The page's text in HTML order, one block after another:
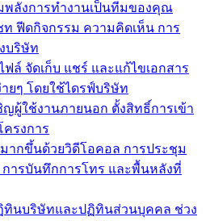
พลังการทำงานเป็นทีมของคุณ
ท ฟีดกิจกรรม ความคิดเห็น การ
บริษัท
ฟล์ จัดเก็บ แชร์ และแก้ไขเอกสาร
ยๆ โดยใช้ไดรฟ์บริษัท
ญผู้ใช้งานภายนอก ตั้งสิทธิ์การเข้า
รงการ
ากขึ้นด้วยวิดีโอคอล การประชุม
ารบันทึกการโทร และพื้นหลังที่
ทินบริษัทและปฏิทินส่วนบุคคล ช่วง